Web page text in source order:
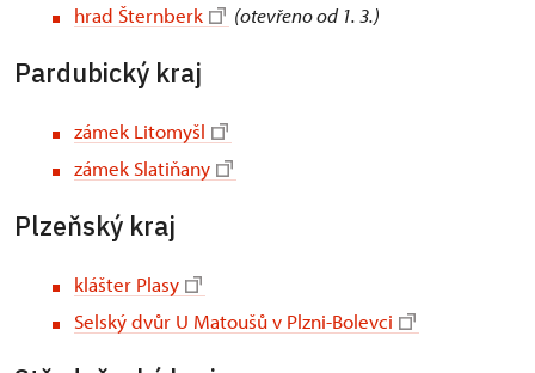
hrad Šternberk
(otevřeno od 1. 3.)
Pardubický kraj
zámek Litomyšl
zámek Slatiňany
Plzeňský kraj
klášter Plasy
Selský dvůr U Matoušů v Plzni-Bolevci